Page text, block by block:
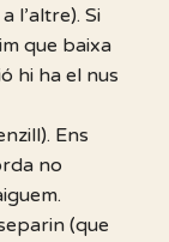
l’altre). Si
que baixa
hi ha el nus
Ens
no
(que